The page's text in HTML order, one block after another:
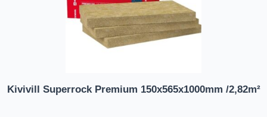
Kivivill Superrock Premium 150x565x1000mm /2,82m²